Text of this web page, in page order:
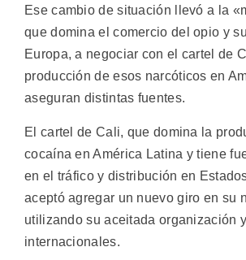
Ese cambio de situación llevó a la
que domina el comercio del opio y
Europa, a negociar con el cartel de
producción de esos narcóticos en
aseguran distintas fuentes.
El cartel de Cali, que domina la
cocaína en América Latina y tiene
en el tráfico y distribución en
aceptó agregar un nuevo giro en su
utilizando su aceitada organización
internacionales.